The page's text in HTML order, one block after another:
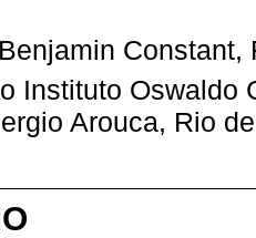
Instituto Oswaldo
Arouca, Rio